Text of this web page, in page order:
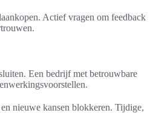
Actief vragen om feedback
Een bedrijf met betrouwbare
nieuwe kansen blokkeren. Tijdige,